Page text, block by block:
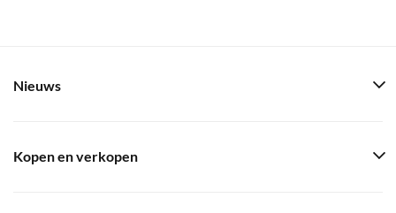
Nieuws
Kopen en verkopen